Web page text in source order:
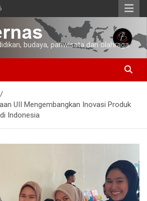
budaya, pariwisata dan olahraga
UII Mengembangkan Inovasi Produk
Indonesia